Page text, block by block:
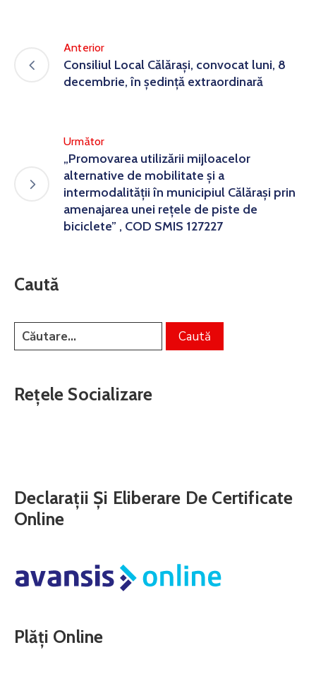
Anterior
Consiliul Local Călărași, convocat luni, 8
decembrie, în ședință extraordinară
Următor
„Promovarea utilizării mijloacelor
alternative de mobilitate și a
intermodalității în municipiul Călărași prin
amenajarea unei rețele de piste de
biciclete” , COD SMIS 127227
Caută
Rețele Socializare
Declarații Și Eliberare De Certificate
Online
Plăți Online